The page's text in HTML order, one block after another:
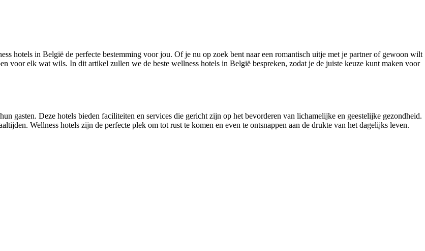
hotels in België de perfecte bestemming voor jou. Of je nu op zoek bent naar een romantisch uitje met je partner of gewoon wilt
voor elk wat wils. In dit artikel zullen we de beste wellness hotels in België bespreken, zodat je de juiste keuze kunt maken voor
gasten. Deze hotels bieden faciliteiten en services die gericht zijn op het bevorderen van lichamelijke en geestelijke gezondheid.
Wellness hotels zijn de perfecte plek om tot rust te komen en even te ontsnappen aan de drukte van het dagelijks leven.